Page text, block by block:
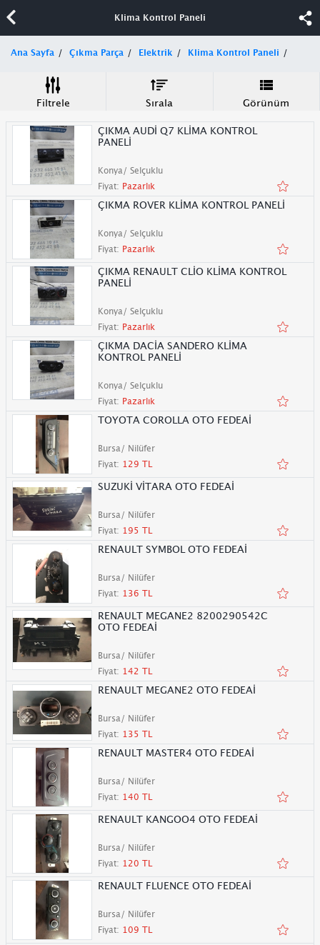
Klima Kontrol Paneli
Ana Sayfa Çıkma Parça Elektrik Klima Kontrol Paneli
Filtrele Sırala Görünüm
ÇIKMA AUDİ Q7 KLİMA KONTROL
PANELİ
Konya/ Selçuklu
Fiyat: Pazarlık
ÇIKMA ROVER KLİMA KONTROL PANELİ
Konya/ Selçuklu
Fiyat: Pazarlık
ÇIKMA RENAULT CLİO KLİMA KONTROL
PANELİ
Konya/ Selçuklu
Fiyat: Pazarlık
ÇIKMA DACİA SANDERO KLİMA
KONTROL PANELİ
Konya/ Selçuklu
Fiyat: Pazarlık
TOYOTA COROLLA OTO FEDEAİ
Bursa/ Nilüfer
Fiyat: 129 TL
SUZUKİ VİTARA OTO FEDEAİ
Bursa/ Nilüfer
Fiyat: 195 TL
RENAULT SYMBOL OTO FEDEAİ
Bursa/ Nilüfer
Fiyat: 136 TL
RENAULT MEGANE2 8200290542C
OTO FEDEAİ
Bursa/ Nilüfer
Fiyat: 142 TL
RENAULT MEGANE2 OTO FEDEAİ
Bursa/ Nilüfer
Fiyat: 135 TL
RENAULT MASTER4 OTO FEDEAİ
Bursa/ Nilüfer
Fiyat: 140 TL
RENAULT KANGOO4 OTO FEDEAİ
Bursa/ Nilüfer
Fiyat: 120 TL
RENAULT FLUENCE OTO FEDEAİ
Bursa/ Nilüfer
Fiyat: 109 TL